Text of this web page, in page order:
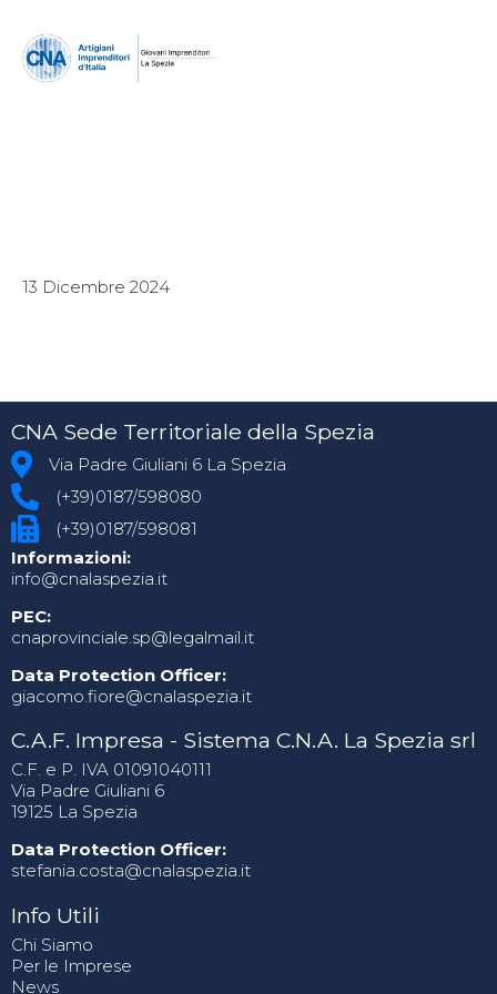
13 Dicembre 2024
CNA Sede Territoriale della Spezia
Via Padre Giuliani 6 La Spezia
(+39)0187/598080
(+39)0187/598081
Informazioni:
info@cnalaspezia.it
PEC:
cnaprovinciale.sp@legalmail.it
Data Protection Officer:
giacomo.fiore@cnalaspezia.it
C.A.F. Impresa - Sistema C.N.A. La Spezia srl
C.F. e P. IVA 01091040111
Via Padre Giuliani 6
19125 La Spezia
Data Protection Officer:
stefania.costa@cnalaspezia.it
Info Utili
Chi Siamo
Per le Imprese
News